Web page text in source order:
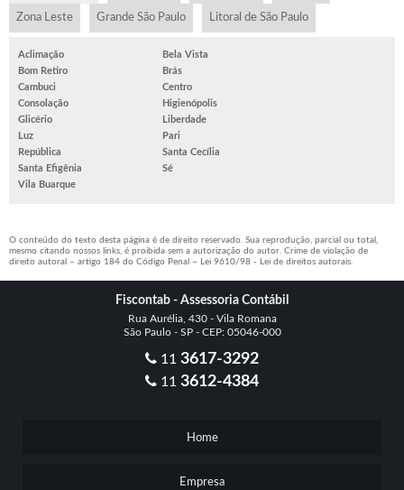
Zona Leste Grande São Paulo Litoral de São Paulo
Aclimação
Bela Vista
Bom Retiro
Brás
Cambuci
Centro
Consolação
Higienópolis
Glicério
Liberdade
Luz
Pari
República
Santa Cecília
Santa Efigênia
Sé
Vila Buarque
O conteúdo do texto desta página é de direito reservado. Sua reprodução, parcial ou total,
mesmo citando nossos links, é proibida sem a autorização do autor. Crime de violação de
direito autoral – artigo 184 do Código Penal – Lei 9610/98 - Lei de direitos autorais.
Fiscontab - Assessoria Contábil
Rua Aurélia, 430 - Vila Romana
São Paulo - SP - CEP: 05046-000
11 3617-3292
11 3612-4384
Home
Empresa